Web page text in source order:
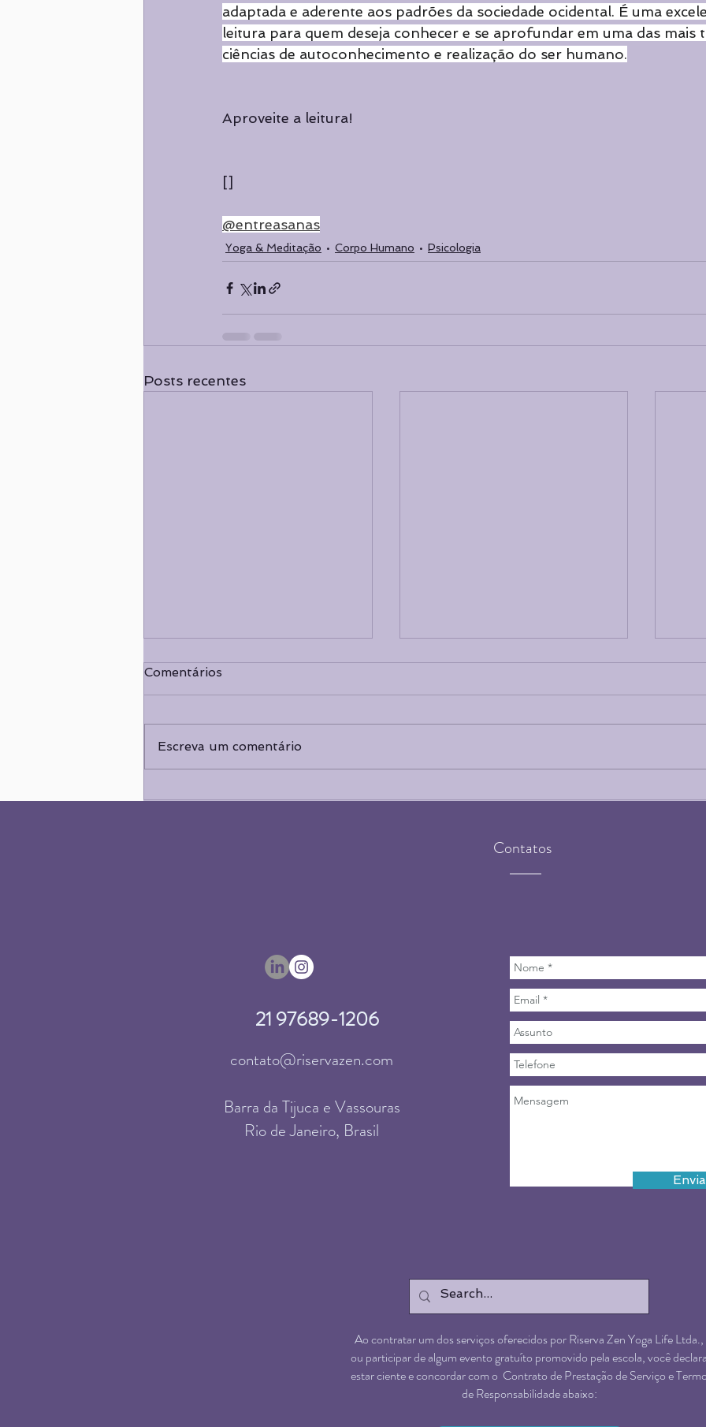
adaptada e aderente aos padrões da sociedade ocidental. É uma
leitura para quem deseja conhecer e se aprofundar em uma das mais
ciências de autoconhecimento e realização do ser humano.
Aproveite a leitura!
[]
@entreasanas
Yoga & Meditação Corpo Humano Psicologia
Posts recentes
Comentários
Escreva um comentário
Contatos
21 97689-1206
contato@riservazen.com
Barra da Tijuca​ e Vassouras
Rio de Janeiro, Brasil
Ao contratar um dos serviços oferecidos por Riserva Zen Yoga Life Ltda.,
ou participar de algum evento gratuíto promovido pela escola, você declara
estar ciente e concordar com o Contrato de Prestação de Serviço e Termo
de Responsabilidade abaixo: